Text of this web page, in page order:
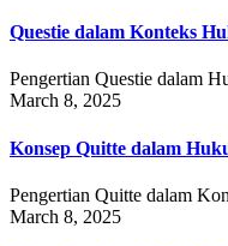
Questie dalam Konteks
Pengertian Questie dalam
March 8, 2025
Konsep Quitte dalam
Pengertian Quitte dalam
March 8, 2025